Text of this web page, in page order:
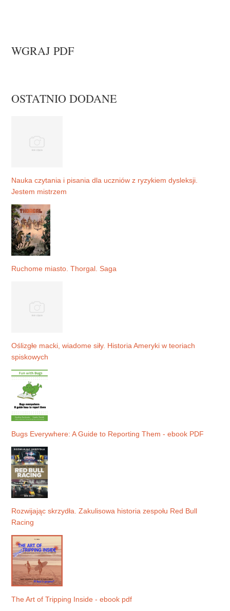
WGRAJ PDF
OSTATNIO DODANE
Nauka czytania i pisania dla uczniów z ryzykiem dysleksji.
Jestem mistrzem
Ruchome miasto. Thorgal. Saga
Oślizgłe macki, wiadome siły. Historia Ameryki w teoriach
spiskowych
Bugs Everywhere: A Guide to Reporting Them - ebook PDF
Rozwijając skrzydła. Zakulisowa historia zespołu Red Bull
Racing
The Art of Tripping Inside - ebook pdf